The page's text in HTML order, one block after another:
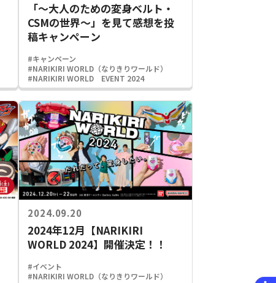
「〜大人のための変身ベルト・
CSMの世界〜」を見て感想を投
稿キャンペーン
#キャンペーン
#NARIKIRI WORLD（なりきりワールド）
#NARIKIRI WORLD EVENT 2024
2024.09.20
2024年12月【NARIKIRI
WORLD 2024】開催決定！！
#イベント
#NARIKIRI WORLD（なりきりワールド）